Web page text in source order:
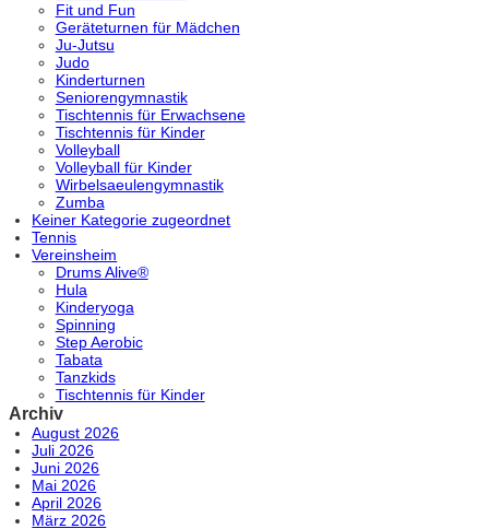
Fit und Fun
Geräteturnen für Mädchen
Ju-Jutsu
Judo
Kinderturnen
Seniorengymnastik
Tischtennis für Erwachsene
Tischtennis für Kinder
Volleyball
Volleyball für Kinder
Wirbelsaeulengymnastik
Zumba
Keiner Kategorie zugeordnet
Tennis
Vereinsheim
Drums Alive®
Hula
Kinderyoga
Spinning
Step Aerobic
Tabata
Tanzkids
Tischtennis für Kinder
Archiv
August 2026
Juli 2026
Juni 2026
Mai 2026
April 2026
März 2026